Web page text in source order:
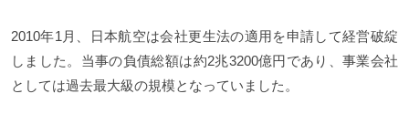
2010年1月、日本航空は会社更生法の適用を申請して経営破綻
しました。当事の負債総額は約2兆3200億円であり、事業会社
としては過去最大級の規模となっていました。